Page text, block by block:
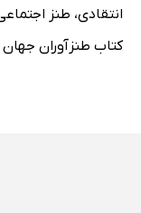
انتقادی، طنز
کتاب طنزآوران